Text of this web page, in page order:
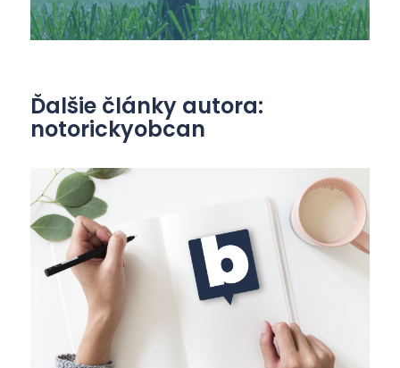
Ďalšie články autora:
notorickyobcan